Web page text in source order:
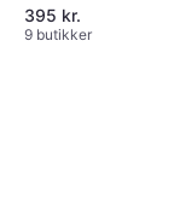
395 kr.
9 butikker